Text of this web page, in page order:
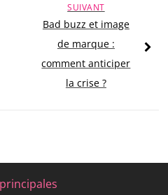
SUIVANT
Bad buzz et image
de marque :
comment anticiper
la crise ?